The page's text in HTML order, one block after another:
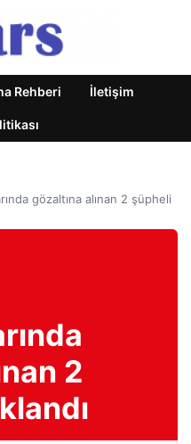
Rehberi İletişim
gözaltına alınan 2 şüpheli
2